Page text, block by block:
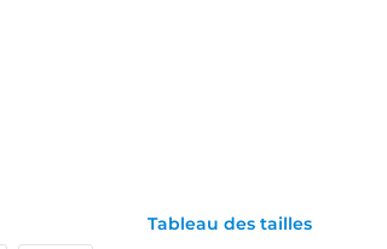
Tableau des tailles